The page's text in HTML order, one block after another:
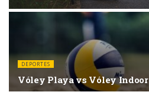
DEPORTES
Vóley Playa vs Vóley Indoor